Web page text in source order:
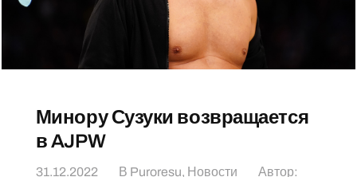
Минору Сузуки возвращается
в AJPW
31.12.2022 В Puroresu, Новости
Автор: